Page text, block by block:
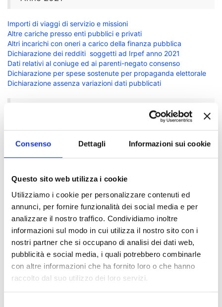
Consenso Dettagli Informazioni sui cookie
Questo sito web utilizza i cookie
Utilizziamo i cookie per personalizzare contenuti ed
annunci, per fornire funzionalità dei social media e per
analizzare il nostro traffico. Condividiamo inoltre
informazioni sul modo in cui utilizza il nostro sito con i
nostri partner che si occupano di analisi dei dati web,
pubblicità e social media, i quali potrebbero combinarle
con altre informazioni che ha fornito loro o che hanno
raccolto dal suo utilizzo dei loro servizi.
Importi di viaggi di servizio e missioni
Altre cariche presso enti pubblici e privati
Altri incarichi con oneri a carico della finanza pubblica
Dichiarazione dei redditi soggetti ad Irpef anno 2021
Dati relativi al coniuge ed ai parenti-negato consenso
Dichiarazione per spese sostenute per propaganda elettorale
Dichiarazione assenza variazioni dati pubblicati
Altre cariche presso enti pubblici e privati
Dati relativi al coniuge ed ai parenti-negato consenso
Dichiarazione per spese sostenute per propaganda elettorale
Dichiarazione assenza variazioni dati pubblicati
Prof. Arturo Pujia
Prof.ssa Donatella Paolino